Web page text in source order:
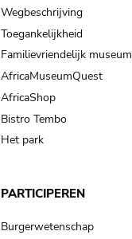
Wegbeschrijving
Toegankelijkheid
Familievriendelijk museum
AfricaMuseumQuest
AfricaShop
Bistro Tembo
Het park
PARTICIPEREN
Burgerwetenschap